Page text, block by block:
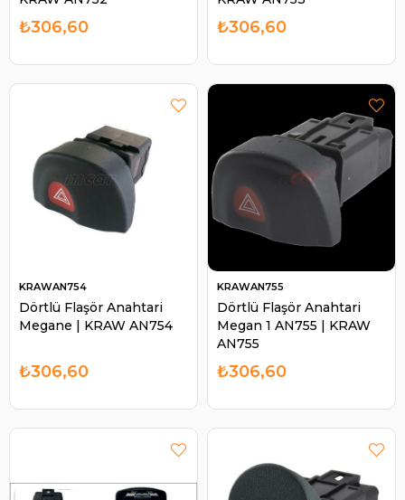
₺306,60 ₺306,60
Dörtlü Flaşör Anahtari
Megane | KRAW AN754
KRAWAN754
₺306,60
Dörtlü Flaşör Anahtari
Megan 1 AN755 | KRAW
AN755
KRAWAN755
₺306,60